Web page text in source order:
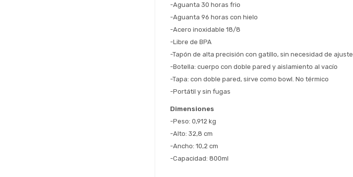
-Aguanta 30 horas frio
-Aguanta 96 horas con hielo
-Acero inoxidable 18/8
-Libre de BPA
-Tapón de alta precisión con gatillo, sin necesidad de ajuste
-Botella: cuerpo con doble pared y aislamiento al vacío
-Tapa: con doble pared, sirve como bowl. No térmico
-Portátil y sin fugas
Dimensiones
-Peso: 0,912 kg
-Alto: 32,8 cm
-Ancho: 10,2 cm
-Capacidad: 800ml